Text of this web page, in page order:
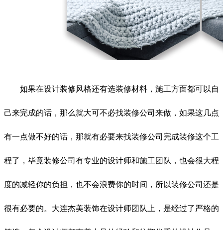
如果在设计装修风格还有选装修材料，施工方面都可以自
己来完成的话，那么就大可不必找装修公司来做，如果这几点
有一点做不好的话，那就有必要来找装修公司完成装修这个工
程了，毕竟装修公司有专业的设计师和施工团队，也会很大程
度的减轻你的负担，也不会浪费你的时间，所以装修公司还是
很有必要的。大连杰美装饰在设计师团队上，是经过了严格的